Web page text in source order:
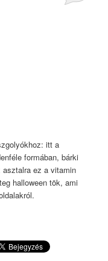
itt a
formában, bárki
asztalra ez a vitamin
halloween tök, ami